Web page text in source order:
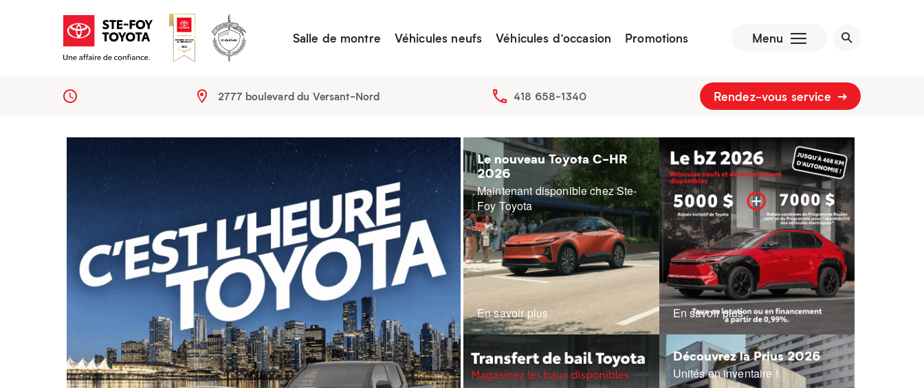
Salle de montre Véhicules neufs Véhicules d’occasion Promotions Menu
2777 boulevard du Versant-Nord 418 658-1340 Rendez-vous service
Le nouveau Toyota C-HR
2026
Maintenant disponible chez Ste-
Foy Toyota
En savoir plus En savoir plus
Découvrez la Prius 2026
Unités en inventaire !